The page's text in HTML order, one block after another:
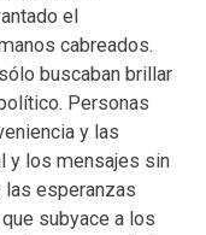
el
cabreados.
buscaban brillar
Personas
y las
y los mensajes sin
esperanzas
subyace a los